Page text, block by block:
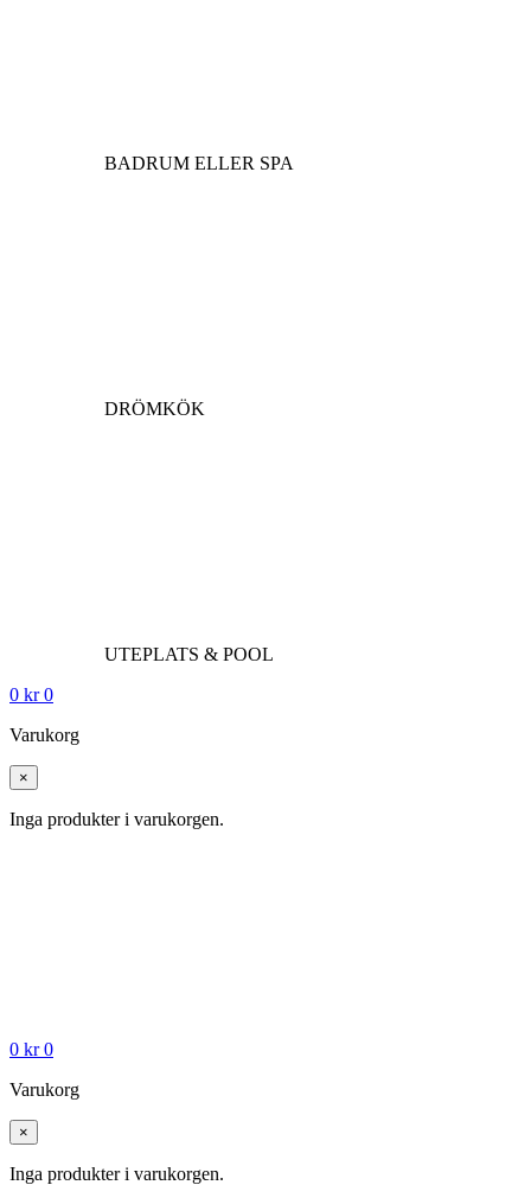
BADRUM ELLER SPA
DRÖMKÖK
UTEPLATS & POOL
0 kr 0
Varukorg
×
Inga produkter i varukorgen.
0 kr 0
Varukorg
×
Inga produkter i varukorgen.